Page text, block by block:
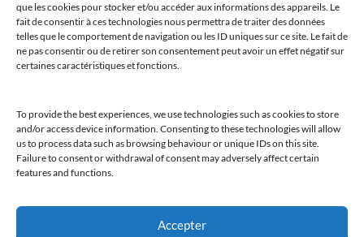
que les cookies pour stocker et/ou accéder aux informations des appareils. Le
fait de consentir à ces technologies nous permettra de traiter des données
telles que le comportement de navigation ou les ID uniques sur ce site. Le fait de
ne pas consentir ou de retirer son consentement peut avoir un effet négatif sur
certaines caractéristiques et fonctions.
To provide the best experiences, we use technologies such as cookies to store
and/or access device information. Consenting to these technologies will allow
us to process data such as browsing behaviour or unique IDs on this site.
Failure to consent or withdrawal of consent may adversely affect certain
features and functions.
Accepter
@clubamilcar
LUXURY SELECTIONS BY CLUB AMILCAR